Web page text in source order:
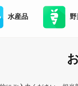
水産品 野